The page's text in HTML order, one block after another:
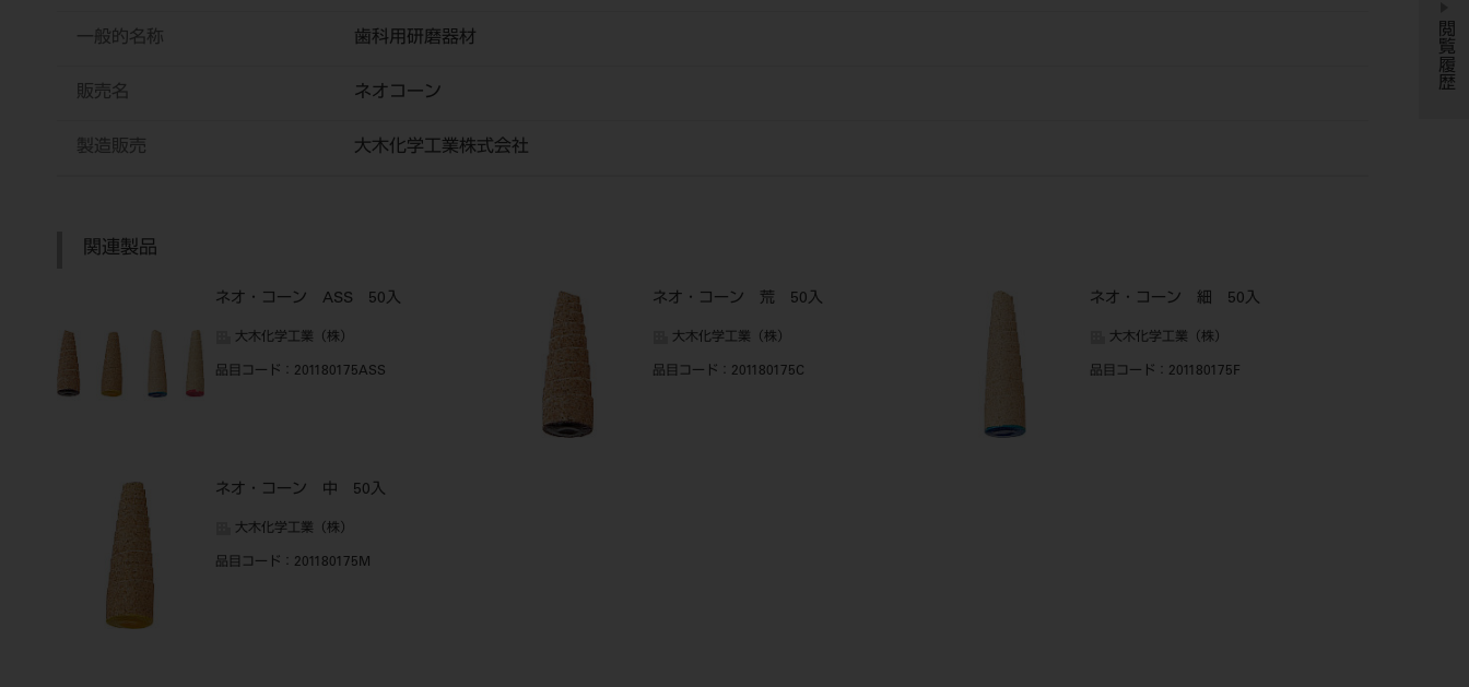
一般的名称 歯科用研磨器材
販売名 ネオコーン
製造販売 大木化学工業株式会社
関連製品
ネオ・コーン ASS 50入
大木化学工業（株）
品目コード ：201180175ASS
ネオ・コーン 荒 50入
大木化学工業（株）
品目コード ：201180175C
ネオ・コーン 細 50入
大木化学工業（株）
品目コード ：201180175F
ネオ・コーン 中 50入
大木化学工業（株）
品目コード ：201180175M
閲覧履歴